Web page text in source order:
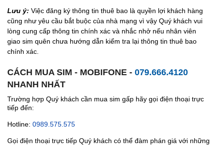
Lưu ý: Việc đăng ký thông tin thuê bao là quyền lợi khách hàng
cũng như yêu cầu bắt buộc của nhà mạng vì vậy Quý khách vui
lòng cung cấp thông tin chính xác và nhắc nhở nếu nhân viên
giao sim quên chưa hướng dẫn kiểm tra lại thông tin thuê bao
chính xác.
CÁCH MUA SIM - MOBIFONE - 079.666.4120
NHANH NHẤT
Trường hợp Quý khách cần mua sim gấp hãy gọi điện thoại trực
tiếp đến:
Hotline: 0989.575.575
Gọi điện thoại trực tiếp Quý khách có thể đàm phán giá với những